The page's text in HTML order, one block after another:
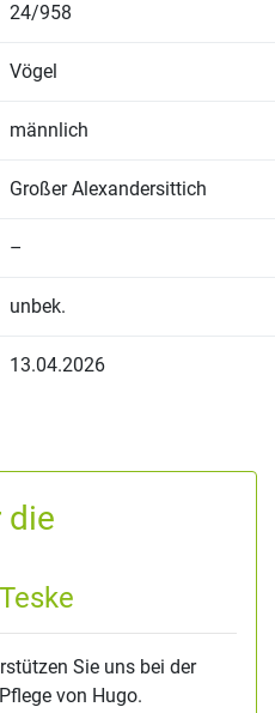
24/958
Vögel
männlich
Großer Alexandersittich
–
unbek.
13.04.2026
die
Sie uns bei der
von Hugo.